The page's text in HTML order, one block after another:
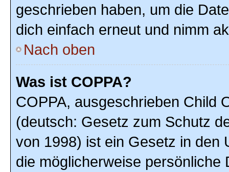
geschrieben haben, um die
dich einfach erneut und nimm
Nach oben
Was ist COPPA?
COPPA, ausgeschrieben Child
(deutsch: Gesetz zum Schutz
von 1998) ist ein Gesetz in den
die möglicherweise